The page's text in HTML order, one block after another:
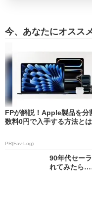
今、あなたにオスス
FPが解説！Apple製品を分
数料0円で入手する方法とは
PR(Fav-Log)
90年代セー
れてみたら